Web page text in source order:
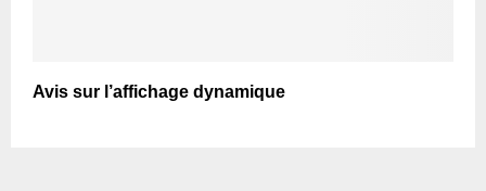
Avis sur l’affichage dynamique